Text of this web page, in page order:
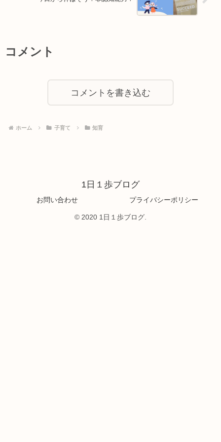
コメント
コメントを書き込む
ホーム 子育て 知育
1日１歩ブログ
お問い合わせ プライバシーポリシー
© 2020 1日１歩ブログ.